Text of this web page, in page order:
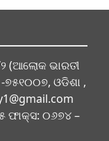
(ଆଲୋକ ଭାରତୀ
୭୫୧୦୦୭, ଓଡିଶା ,
ଫାକ୍ସ: ୦୬୭୪ –